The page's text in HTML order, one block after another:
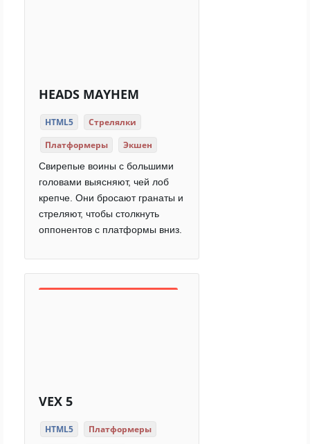
HEADS MAYHEM
HTML5
Стрелялки
Платформеры
Экшен
Свирепые воины с большими
головами выясняют, чей лоб
крепче. Они бросают гранаты и
стреляют, чтобы столкнуть
оппонентов с платформы вниз.
VEX 5
HTML5
Платформеры